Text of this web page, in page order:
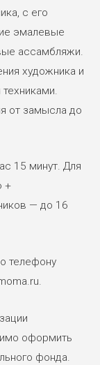
с его
эмалевые
ассамбляжи.
художника и
от замысла до
15 минут. Для
+
— до 16
телефону
оформить
фонда.